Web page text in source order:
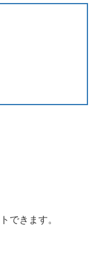
できます。